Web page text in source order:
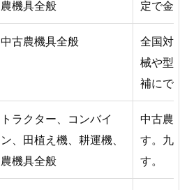
農機具全般
定で金
中古農機具全般
全国対
械や型
補にで
トラクター、コンバイ
ン、田植え機、耕運機、
農機具全般
中古農
す。九
す。